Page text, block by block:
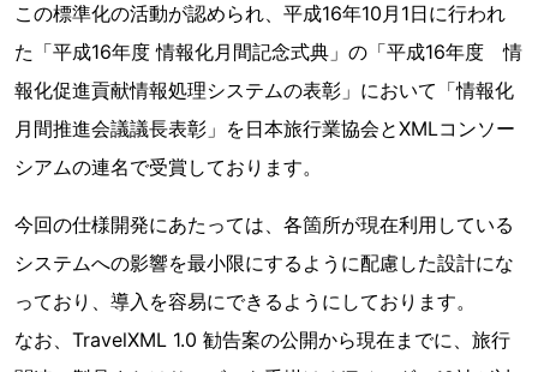
この標準化の活動が認められ、平成16年10月1日に行われ
た「平成16年度 情報化月間記念式典」の「平成16年度 情
報化促進貢献情報処理システムの表彰」において「情報化
月間推進会議議長表彰」を日本旅行業協会とXMLコンソー
シアムの連名で受賞しております。
今回の仕様開発にあたっては、各箇所が現在利用している
システムへの影響を最小限にするように配慮した設計にな
っており、導入を容易にできるようにしております。
なお、TravelXML 1.0 勧告案の公開から現在までに、旅行